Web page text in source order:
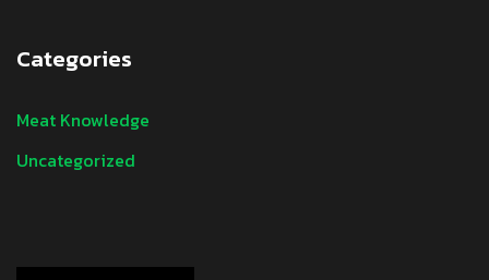
Categories
Meat Knowledge
Uncategorized